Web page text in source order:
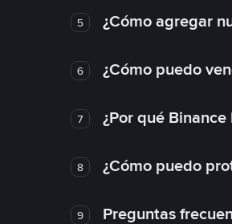
5 ¿Cómo agregar
6 ¿Cómo puedo
7 ¿Por qué
8 ¿Cómo puedo
9 Preguntas